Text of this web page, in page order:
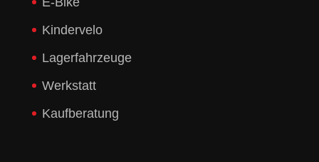
Kindervelo
Lagerfahrzeuge
Werkstatt
Kaufberatung